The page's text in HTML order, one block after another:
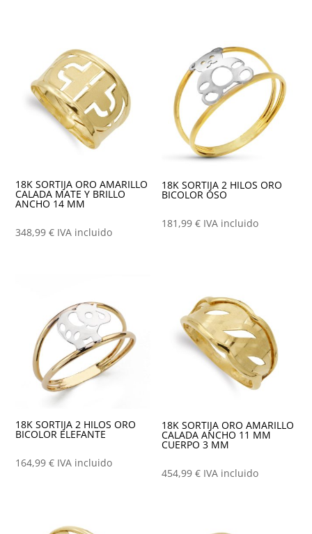
18K SORTIJA ORO AMARILLO
CALADA MATE Y BRILLO
ANCHO 14 MM
348,99€ IVA incluido
18K SORTIJA 2 HILOS ORO
BICOLOR OSO
181,99€ IVA incluido
18K SORTIJA 2 HILOS ORO
BICOLOR ELEFANTE
164,99€ IVA incluido
18K SORTIJA ORO AMARILLO
CALADA ANCHO 11 MM
CUERPO 3 MM
454,99€ IVA incluido